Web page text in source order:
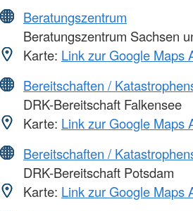
Beratungszentrum
Beratungszentrum Sachsen
Karte: Link zur Google Maps
Bereitschaften /
DRK-Bereitschaft Falkensee
Karte: Link zur Google Maps
Bereitschaften /
DRK-Bereitschaft Potsdam
Karte: Link zur Google Maps